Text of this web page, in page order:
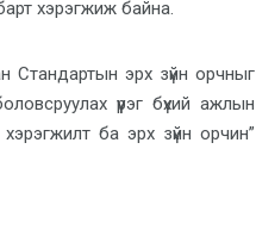
хэрэгжиж байна.
Стандартын эрх зүйн орчныг
үүрэг бүхий ажлын
ба эрх зүйн орчин”